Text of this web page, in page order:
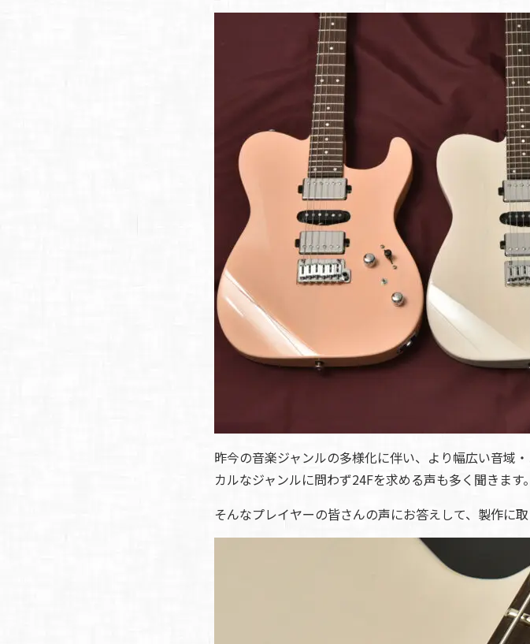
お問い
合わせ
アーカ
イブス
雑誌広
告
カタロ
グ・
パン
フレッ
ト
雑誌掲
昨今の音楽ジャンルの多様化に伴い、より幅広い音域
カルなジャンルに問わず24Fを求める声も多く聞きます。
そんなプレイヤーの皆さんの声にお答えして、製作に